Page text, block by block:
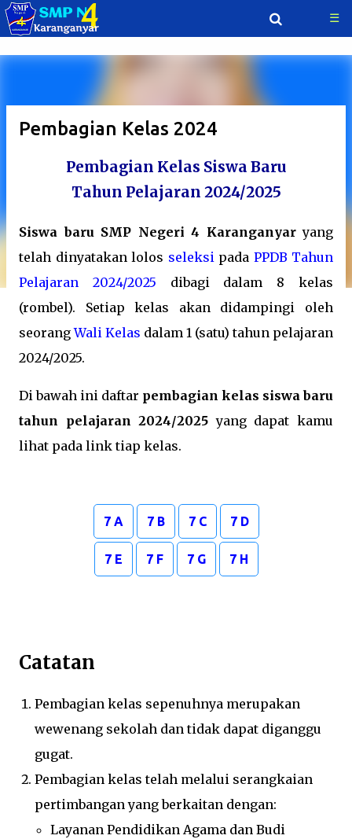
☰
Pembagian Kelas 2024
Pembagian Kelas Siswa Baru
Tahun Pelajaran 2024/2025
Siswa baru SMP Negeri 4 Karanganyaryang
telah dinyatakan lolos seleksipada PPDB Tahun
Pelajaran 2024/2025 dibagi dalam 8 kelas
(rombel). Setiap kelas akan didampingi oleh
seorangWali Kelas dalam 1 (satu) tahun pelajaran
2024/2025.
Di bawah ini daftar pembagian kelas siswa baru
tahun pelajaran 2024/2025 yang dapat kamu
lihat pada link tiap kelas.
7 A 7 B 7 C 7 D
7 E 7 F 7 G 7 H
Catatan
Pembagian kelas sepenuhnya merupakan
wewenang sekolah dan tidak dapat diganggu
gugat.
Pembagian kelas telah melalui serangkaian
pertimbangan yang berkaitan dengan:
Layanan Pendidikan Agama dan Budi